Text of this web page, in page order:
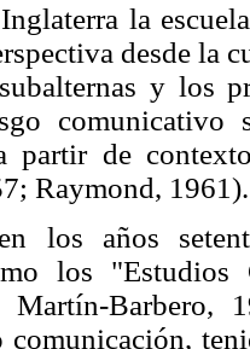
la
desde la
y los
comunicativo
partir de
Raymond, 1961).
los años
los "Estudios
Martín-Barbero,
comunicación,